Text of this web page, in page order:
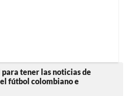
para tener las noticias de
fútbol colombiano e